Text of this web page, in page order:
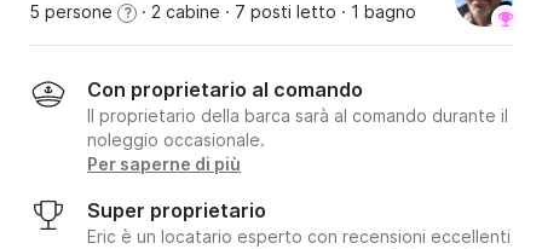
5 persone ? · 2 cabine · 7 posti letto · 1 bagno
Con proprietario al comando
Il proprietario della barca sarà al comando durante il
noleggio occasionale.
Per saperne di più
Super proprietario
Eric è un locatario esperto con recensioni eccellenti